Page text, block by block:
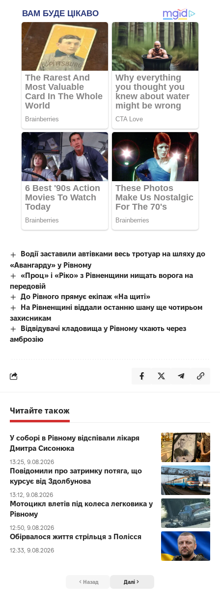
Водії заставили автівками весь тротуар на шляху до
«Авангарду» у Рівному
«Проц» і «Ріко» з Рівненщини нищать ворога на
передовій
До Рівного прямує екіпаж «На щиті»
На Рівненщині віддали останню шану ще чотирьом
захисникам
Відвідувачі кладовища у Рівному чхають через
амброзію
Читайте також
У соборі в Рівному відспівали лікаря
Дмитра Сисонюка
13:25, 9.08.2026
Повідомили про затримку потяга, що
курсує від Здолбунова
13:12, 9.08.2026
Мотоцикл влетів під колеса легковика у
Рівному
12:50, 9.08.2026
Обірвалося життя стрільця з Полісся
12:33, 9.08.2026
Назад Далі